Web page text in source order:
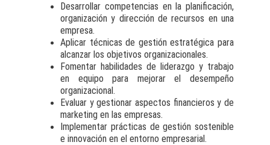
Desarrollar competencias en la planificación,
organización y dirección de recursos en una
empresa.
Aplicar técnicas de gestión estratégica para
alcanzar los objetivos organizacionales.
Fomentar habilidades de liderazgo y trabajo
en equipo para mejorar el desempeño
organizacional.
Evaluar y gestionar aspectos financieros y de
marketing en las empresas.
Implementar prácticas de gestión sostenible
e innovación en el entorno empresarial.